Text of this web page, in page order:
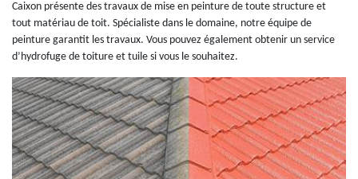
Caixon présente des travaux de mise en peinture de toute structure et
tout matériau de toit. Spécialiste dans le domaine, notre équipe de
peinture garantit les travaux. Vous pouvez également obtenir un service
d’hydrofuge de toiture et tuile si vous le souhaitez.